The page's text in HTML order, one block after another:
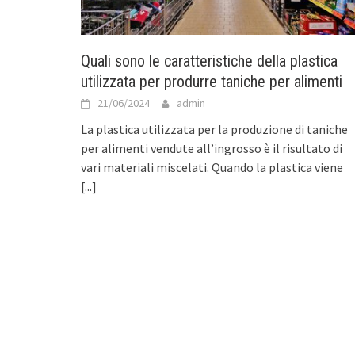
Quali sono le caratteristiche della plastica
utilizzata per produrre taniche per alimenti
21/06/2024 admin
La plastica utilizzata per la produzione di taniche
per alimenti vendute all’ingrosso è il risultato di
vari materiali miscelati. Quando la plastica viene
[...]